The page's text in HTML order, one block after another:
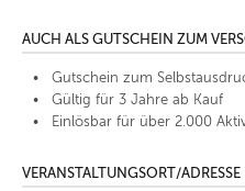
AUCH ALS GUTSCHEIN ZUM
Gutschein zum
Gültig für 3 Jahre ab Kauf
Einlösbar für über 2.000
VERANSTALTUNGSORT/ADRESSE